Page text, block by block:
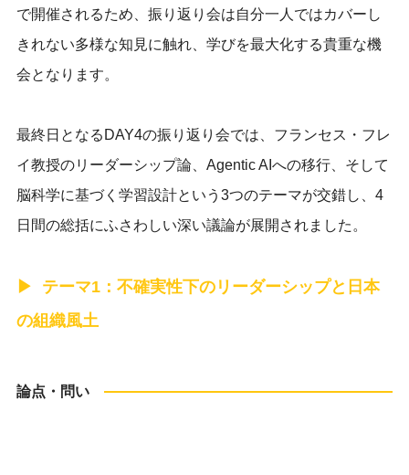
で開催されるため、振り返り会は自分一人ではカバーし
きれない多様な知見に触れ、学びを最大化する貴重な機
会となります。
最終日となるDAY4の振り返り会では、フランセス・フレ
イ教授のリーダーシップ論、Agentic AIへの移行、そして
脳科学に基づく学習設計という3つのテーマが交錯し、4
日間の総括にふさわしい深い議論が展開されました。
テーマ1：不確実性下のリーダーシップと日本
の組織風土
論点・問い